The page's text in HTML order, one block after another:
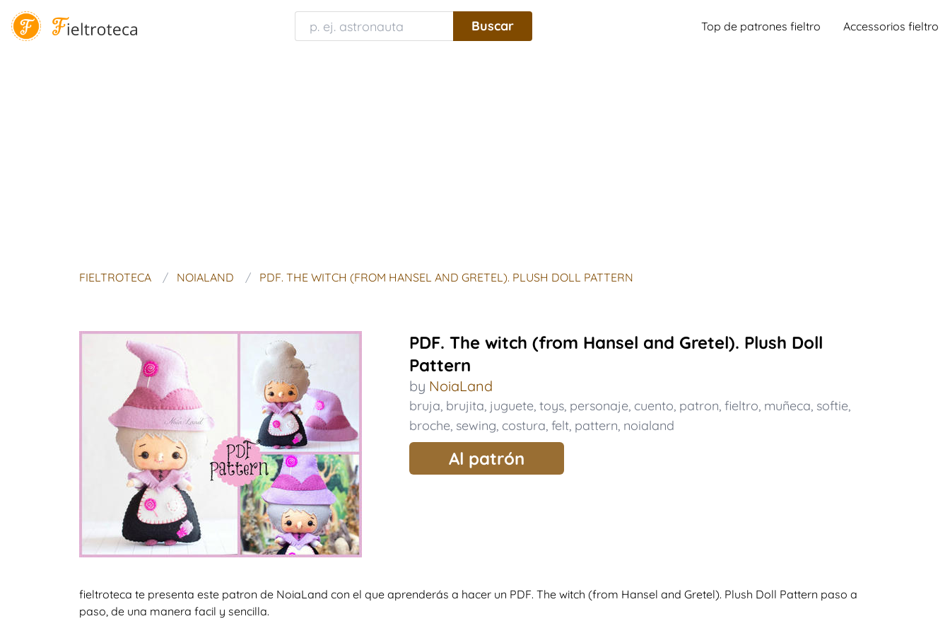
Top de patrones fieltro Accessorios fieltro
FIELTROTECA NOIALAND PDF. THE WITCH (FROM HANSEL AND GRETEL). PLUSH DOLL PATTERN
PDF. The witch (from Hansel and Gretel). Plush Doll
Pattern
by NoiaLand
bruja, brujita, juguete, toys, personaje, cuento, patron, fieltro, muñeca, softie,
broche, sewing, costura, felt, pattern, noialand
Al patrón
fieltroteca te presenta este patron de NoiaLand con el que aprenderás a hacer un PDF. The witch (from Hansel and Gretel). Plush Doll Pattern paso a
paso, de una manera facil y sencilla.